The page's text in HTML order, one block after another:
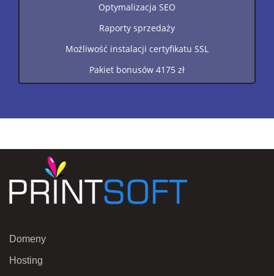
Optymalizacja SEO
Raporty sprzedaży
Możliwość instalacji certyfikatu SSL
Pakiet bonusów 4175 zł
Domeny
Hosting